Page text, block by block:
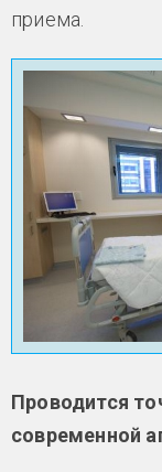
приема.
Проводится
современной